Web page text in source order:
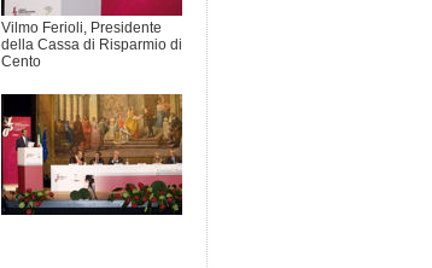
Vilmo Ferioli, Presidente
della Cassa di Risparmio di
Cento